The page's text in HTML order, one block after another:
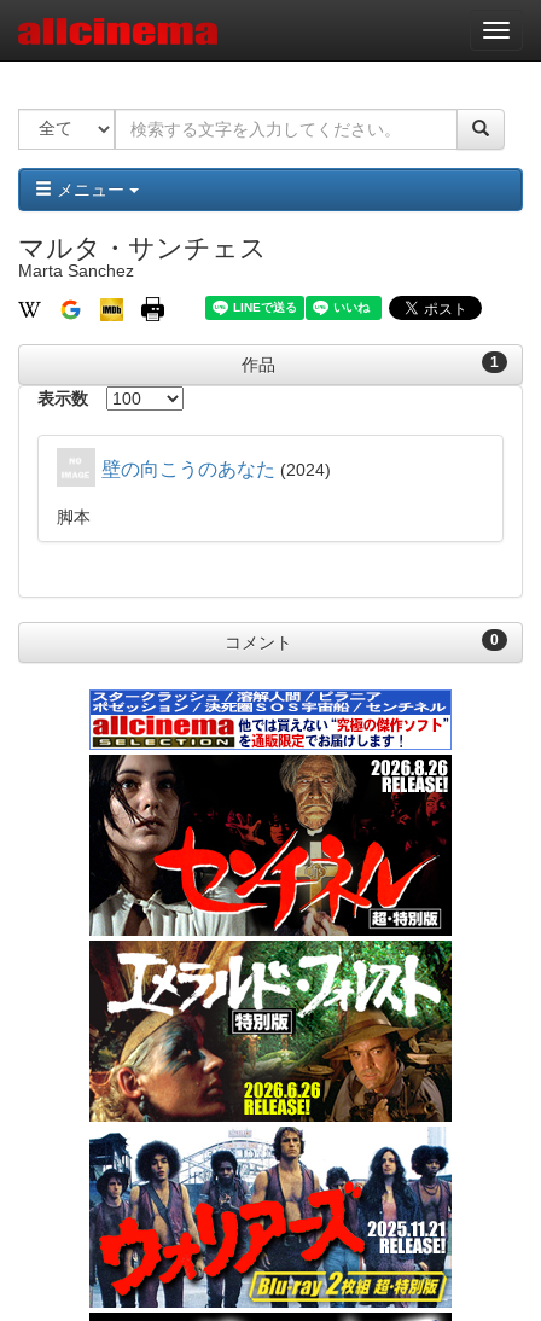
ナ
ビ
ー
ョ
ン
メニュー
マルタ・サンチェス
Marta Sanchez
1
作品
表示数
壁の向こうのあなた 2024
脚本
0
コメント